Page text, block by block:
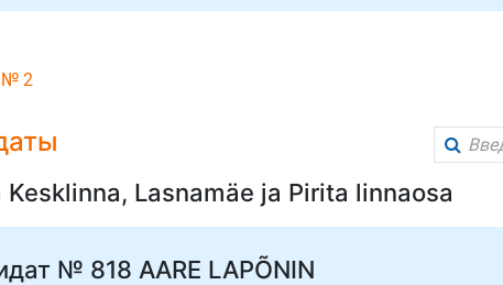
№ 2
Kesklinna, Lasnamäe ja Pirita linnaosa
№ 818 AARE LAPÕNIN